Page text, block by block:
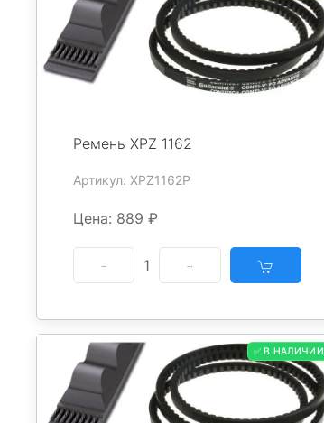
Ремень XPZ 1162
Артикул: XPZ1162P
Цена: 889 ₽
1
✅ В НАЛИЧИИ